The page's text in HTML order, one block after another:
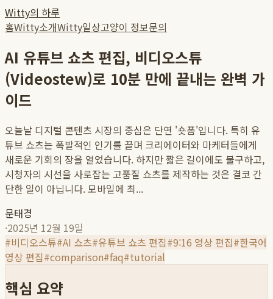
Witty의 하루
홈Witty소개Witty일상고양이 정보문의
AI 유튜브 쇼츠 편집, 비디오스튜
(Videostew)로 10분 만에 끝내는 완벽 가
이드
오늘날 디지털 콘텐츠 시장의 중심은 단연 '숏폼'입니다. 특히 유
튜브 쇼츠는 폭발적인 인기를 끌며 크리에이터와 마케터들에게
새로운 기회의 장을 열었습니다. 하지만 짧은 길이에도 불구하고,
시청자의 시선을 사로잡는 고품질 쇼츠를 제작하는 것은 결코 간
단한 일이 아닙니다. 모바일에 최...
문태경
·2025년 12월 19일
#비디오스튜#AI 쇼츠#유튜브 쇼츠 편집#9:16 영상 편집#한국어
영상 편집#comparison#faq#tutorial
핵심 요약